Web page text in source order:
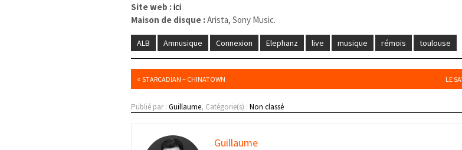
Site web :ici
Maison de disque :Arista, Sony Music.
ALB Amnusique Connexion Elephanz live musique rémois toulouse
«STARCADIAN – CHINATOWN LE
Publié par :Guillaume, Catégorie(s) :Non classé
Guillaume